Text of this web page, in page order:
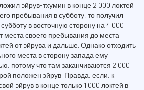
эйрув-тхумин в конце 2 000 локтей
пребывания в субботу, то получил
в восточную сторону на 4 000
места своего пребывания до места
от эйрува и дальше. Однако отходить
места в сторону запада ему
потому что там заканчиваются 2 000
положен эйрув. Правда, если, к
эйрув в конце только 1 000 локтей в